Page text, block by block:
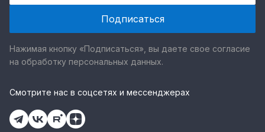
Нажимая кнопку «Подписаться», вы даете свое согласие
на обработку персональных данных.
Смотрите нас в соцсетях и мессенджерах